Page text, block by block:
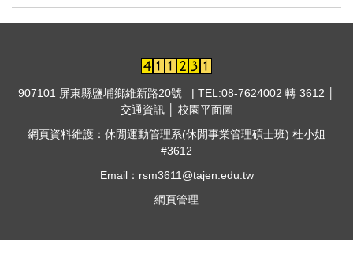
907101 屏東縣鹽埔鄉維新路20號 | TEL:08-7624002 轉 3612 │
交通資訊│ 校園平面圖
網頁資料維護：休閒運動管理系(休閒事業管理碩士班) 杜小姐
#3612
Email：rsm3611@tajen.edu.tw
網頁管理